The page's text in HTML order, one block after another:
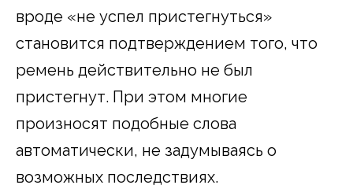
вроде «не успел пристегнуться»
становится подтверждением того, что
ремень действительно не был
пристегнут. При этом многие
произносят подобные слова
автоматически, не задумываясь о
возможных последствиях.